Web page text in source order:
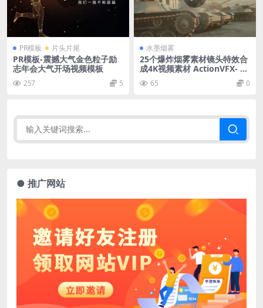
PR模板 片头片尾
PR模板-震撼大气金色粒子励
志年会大气开场视频模板
257 5
水墨烟雾
25个爆炸烟雾素材镜头特效合
成4K视频素材 ActionVFX- Fo
reground Smoke & Fog Vo
l. 165 0
● 推广网站